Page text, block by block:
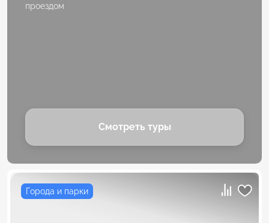
проездом
Смотреть туры
Города и парки